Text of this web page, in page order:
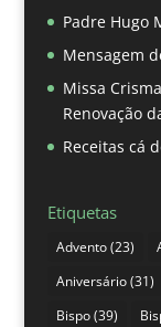
Padre Hugo
Mensagem
Missa
Renovação
Receitas cá
Etiquetas
Advento(23)
Aniversário(31)
Bispo(39)